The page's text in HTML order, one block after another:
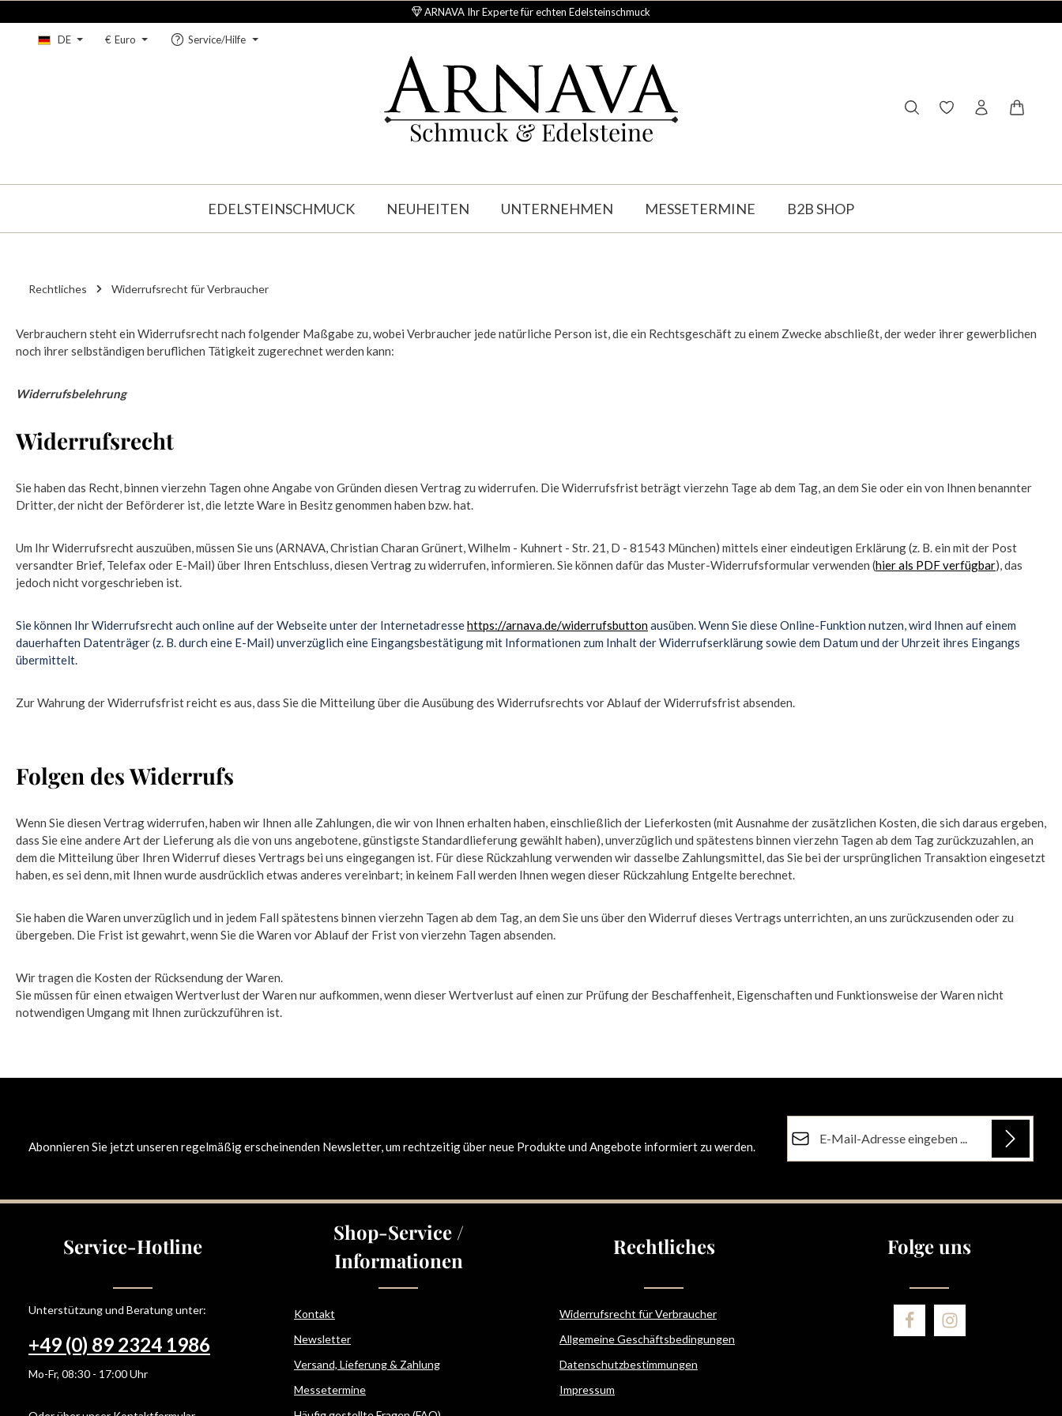
ARNAVA Ihr Experte für echten Edelsteinschmuck
DE € Euro Service/Hilfe
Schmuck & Edelsteine
Du hast 0 Produkte
EDELSTEINSCHMUCK NEUHEITEN UNTERNEHMEN MESSETERMINE B2B SHOP
Rechtliches Widerrufsrecht für Verbraucher
Verbrauchern steht ein Widerrufsrecht nach folgender Maßgabe zu, wobei Verbraucher jede natürliche Person ist, die ein Rechtsgeschäft zu einem Zwecke abschließt, der weder ihrer gewerblichen
noch ihrer selbständigen beruflichen Tätigkeit zugerechnet werden kann:
Widerrufsbelehrung
Widerrufsrecht
Sie haben das Recht, binnen vierzehn Tagen ohne Angabe von Gründen diesen Vertrag zu widerrufen. Die Widerrufsfrist beträgt vierzehn Tage ab dem Tag, an dem Sie oder ein von Ihnen benannter
Dritter, der nicht der Beförderer ist, die letzte Ware in Besitz genommen haben bzw. hat.
Um Ihr Widerrufsrecht auszuüben, müssen Sie uns (ARNAVA, Christian Charan Grünert, Wilhelm - Kuhnert - Str. 21, D - 81543 München) mittels einer eindeutigen Erklärung (z. B. ein mit der Post
versandter Brief, Telefax oder E-Mail) über Ihren Entschluss, diesen Vertrag zu widerrufen, informieren. Sie können dafür das Muster-Widerrufsformular verwenden (hier als PDF verfügbar), das
jedoch nicht vorgeschrieben ist.
Sie können Ihr Widerrufsrecht auch online auf der Webseite unter der Internetadressehttps://arnava.de/widerrufsbuttonausüben. Wenn Sie diese Online-Funktion nutzen, wird Ihnen auf einem
dauerhaften Datenträger (z. B. durch eine E-Mail) unverzüglich eine Eingangsbestätigung mit Informationen zum Inhalt der Widerrufserklärung sowie dem Datum und der Uhrzeit ihres Eingangs
übermittelt.
Zur Wahrung der Widerrufsfrist reicht es aus, dass Sie die Mitteilung über die Ausübung des Widerrufsrechts vor Ablauf der Widerrufsfrist absenden.
Folgen des Widerrufs
Wenn Sie diesen Vertrag widerrufen, haben wir Ihnen alle Zahlungen, die wir von Ihnen erhalten haben, einschließlich der Lieferkosten (mit Ausnahme der zusätzlichen Kosten, die sich daraus ergeben,
dass Sie eine andere Art der Lieferung als die von uns angebotene, günstigste Standardlieferung gewählt haben), unverzüglich und spätestens binnen vierzehn Tagen ab dem Tag zurückzuzahlen, an
dem die Mitteilung über Ihren Widerruf dieses Vertrags bei uns eingegangen ist. Für diese Rückzahlung verwenden wir dasselbe Zahlungsmittel, das Sie bei der ursprünglichen Transaktion eingesetzt
haben, es sei denn, mit Ihnen wurde ausdrücklich etwas anderes vereinbart; in keinem Fall werden Ihnen wegen dieser Rückzahlung Entgelte berechnet.
Sie haben die Waren unverzüglich und in jedem Fall spätestens binnen vierzehn Tagen ab dem Tag, an dem Sie uns über den Widerruf dieses Vertrags unterrichten, an uns zurückzusenden oder zu
übergeben. Die Frist ist gewahrt, wenn Sie die Waren vor Ablauf der Frist von vierzehn Tagen absenden.
Wir tragen die Kosten der Rücksendung der Waren.
Sie müssen für einen etwaigen Wertverlust der Waren nur aufkommen, wenn dieser Wertverlust auf einen zur Prüfung der Beschaffenheit, Eigenschaften und Funktionsweise der Waren nicht
notwendigen Umgang mit Ihnen zurückzuführen ist.
Abonnieren Sie jetzt unseren regelmäßig erscheinenden Newsletter, um rechtzeitig über neue Produkte und Angebote informiert zu werden.
Ich habe dieDatenschutzbestimmungenzur
Pflichtfelder.
Service-Hotline
Unterstützung und Beratung unter:
+49 (0) 89 2324 1986
Mo-Fr, 08:30 - 17:00 Uhr
Shop-Service /
Informationen
Kontakt
Newsletter
Versand, Lieferung & Zahlung
Messetermine
Rechtliches
Widerrufsrecht für Verbraucher
Allgemeine Geschäftsbedingungen
Datenschutzbestimmungen
Impressum
Folge uns